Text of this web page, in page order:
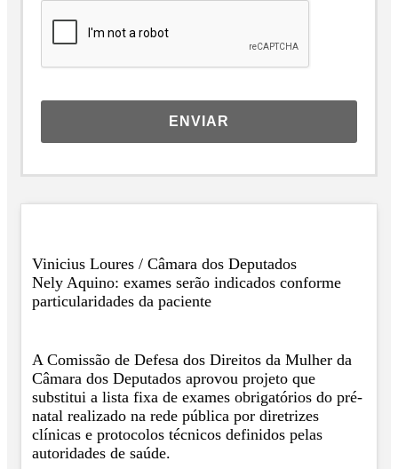
ENVIAR
Vinicius Loures / Câmara dos Deputados
Nely Aquino: exames serão indicados conforme
particularidades da paciente
A Comissão de Defesa dos Direitos da Mulher da
Câmara dos Deputados aprovou projeto que
substitui a lista fixa de exames obrigatórios do pré-
natal realizado na rede pública por diretrizes
clínicas e protocolos técnicos definidos pelas
autoridades de saúde.